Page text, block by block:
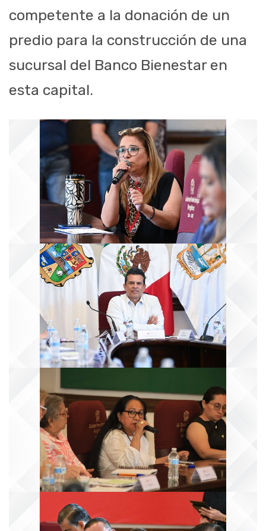
competente a la donación de un
predio para la construcción de una
sucursal del Banco Bienestar en
esta capital.